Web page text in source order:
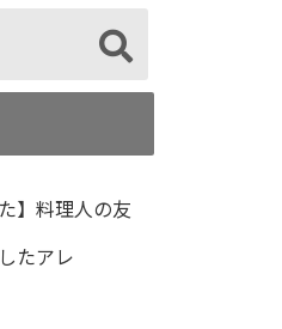
】料理人の友
たアレ